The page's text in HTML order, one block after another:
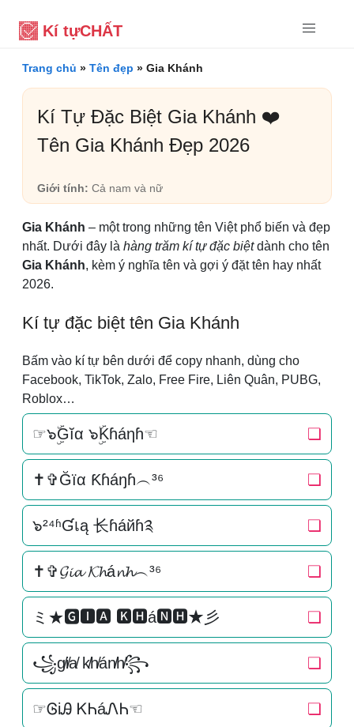
Kí tựCHẤT
Trang chủ » Tên đẹp » Gia Khánh
Kí Tự Đặc Biệt Gia Khánh ❤️
Tên Gia Khánh Đẹp 2026
Giới tính: Cả nam và nữ
Gia Khánh – một trong những tên Việt phổ biến và đẹp
nhất. Dưới đây là hàng trăm kí tự đặc biệtdành cho tên
Gia Khánh, kèm ý nghĩa tên và gợi ý đặt tên hay nhất
2026.
Kí tự đặc biệt tên Gia Khánh
Bấm vào kí tự bên dưới để copy nhanh, dùng cho
Facebook, TikTok, Zalo, Free Fire, Liên Quân, PUBG,
Roblox…
☞๖ۣۜGĭα ๖ۣۜKɦáηɦ☜ ❏
✝✞Ğїα Ƙɦáŋɦ︵³⁶ ❏
๖²⁴ʱƓเą 长ɦáйɦ༉ ❏
✝✞𝓖𝓲𝓪 𝓚𝓱á𝓷𝓱︵³⁶ ❏
ミ★🅶🅸🅰 🅺🅷á🅽🅷★彡 ❏
꧁g̸i̸a̸ k̸h̸án̸h̸꧂ ❏
☞ᎶiᎯ ᏦᏂáᏁᏂ☜ ❏